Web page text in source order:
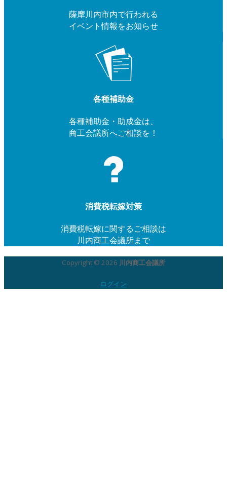
薩摩川内市内で行われる
イベント情報をお知らせ
各種補助金
各種補助金・助成金は、
商工会議所へご相談を！
消費税転嫁対策
消費税転嫁に関するご相談は
川内商工会議所まで
Copyright © 2026 川内商工会議所
ログイン